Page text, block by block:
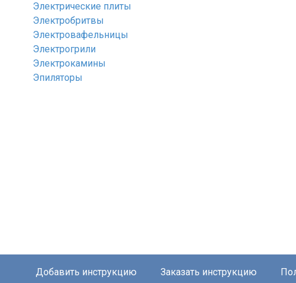
Электрические плиты
Электробритвы
Электровафельницы
Электрогрили
Электрокамины
Эпиляторы
Добавить инструкцию Заказать инструкцию